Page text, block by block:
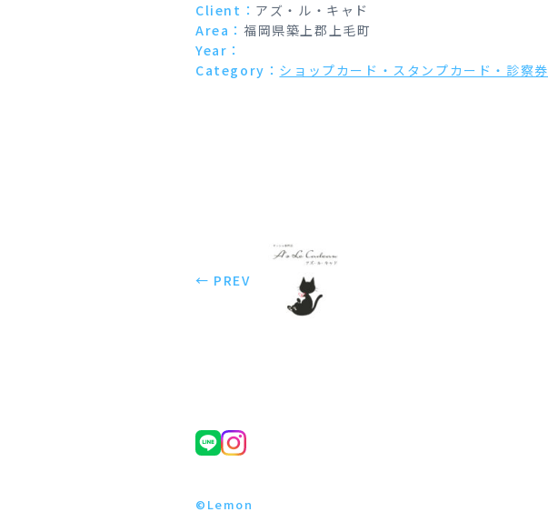
Client： アズ・ル・キャド
Area：福岡県築上郡上毛町
Year：
Category： ショップカード・スタンプカード・診察券
← PREV
©Lemon